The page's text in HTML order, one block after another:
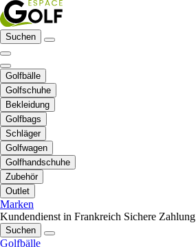
Suchen
Golfbälle
Golfschuhe
Bekleidung
Golfbags
Schläger
Golfwagen
Golfhandschuhe
Zubehör
Outlet
Marken
Kundendienst in Frankreich Sichere Zahlung
Suchen
Golfbälle